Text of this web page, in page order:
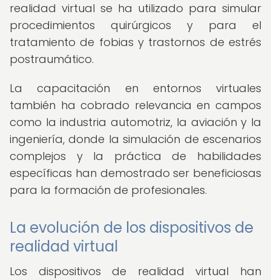
realidad virtual se ha utilizado para simular
procedimientos quirúrgicos y para el
tratamiento de fobias y trastornos de estrés
postraumático.
La capacitación en entornos virtuales
también ha cobrado relevancia en campos
como la industria automotriz, la aviación y la
ingeniería, donde la simulación de escenarios
complejos y la práctica de habilidades
específicas han demostrado ser beneficiosas
para la formación de profesionales.
La evolución de los dispositivos de
realidad virtual
Los dispositivos de realidad virtual han